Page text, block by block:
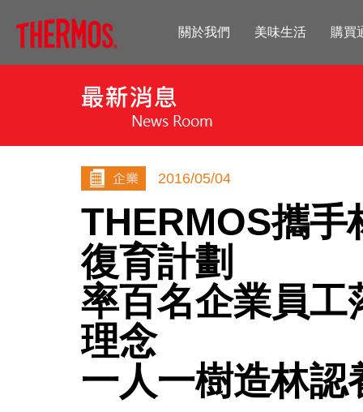
關於我們 美味生活 購買
2016/05/04
THERMOS攜手
復育計劃
率百名企業員工
理念
一人一樹造林認